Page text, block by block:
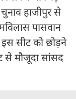
हाजीपुर से
पासवान
सीट को छोड़ने
से मौजूदा सांसद